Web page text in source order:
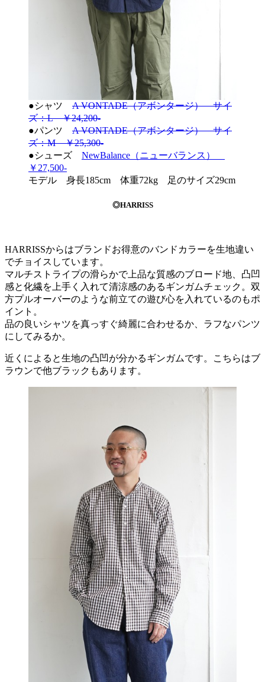
●シャツ A VONTADE（アボンタージ） サイ
ズ：L ￥24,200-
●パンツ A VONTADE（アボンタージ） サイ
ズ：M ￥25,300-
●シューズ NewBalance（ニューバランス）
￥27,500-
モデル 身長185cm 体重72kg 足のサイズ29cm
◎HARRISS
HARRISSからはブランドお得意のバンドカラーを生地違い
でチョイスしています。
マルチストライプの滑らかで上品な質感のブロード地、凸凹
感と化繊を上手く入れて清涼感のあるギンガムチェック。双
方プルオーバーのような前立ての遊び心を入れているのもポ
イント。
品の良いシャツを真っすぐ綺麗に合わせるか、ラフなパンツ
にしてみるか。
近くによると生地の凸凹が分かるギンガムです。こちらはブ
ラウンで他ブラックもあります。